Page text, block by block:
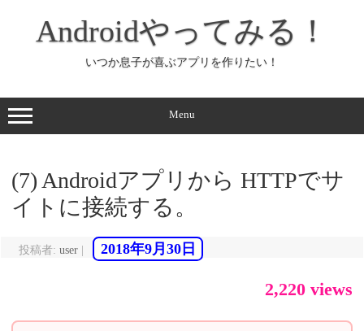
ッ
プ
Androidやってみる！
いつか息子が喜ぶアプリを作りたい！
Menu
(7) Androidアプリから HTTPでサ
イトに接続する。
投稿者: user 2018年9月30日
2,220 views